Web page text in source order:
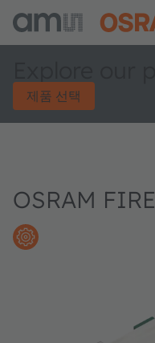
제품 선택
OSRAM